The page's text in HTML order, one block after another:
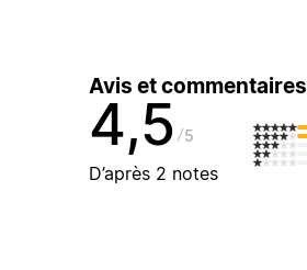
Avis et commentaires
4,5 5
D’après 2 notes